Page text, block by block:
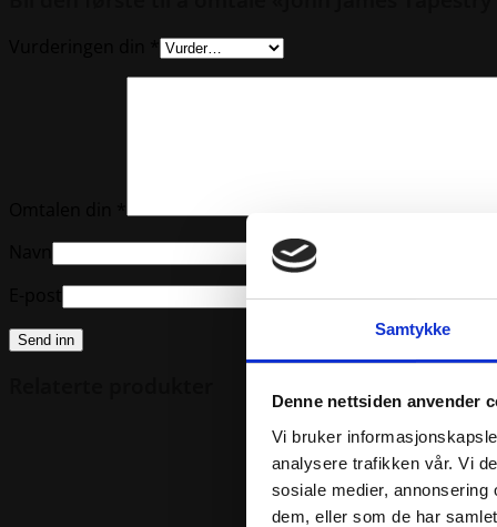
Samtykke
Denne nettsiden anvender
Vi bruker
analysere trafikken vår. Vi
sosiale medier,
dem, eller som de har